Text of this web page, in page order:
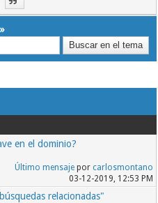
en el dominio?
Último mensajepor carlosmontano
03-12-2019, 12:53 PM
relacionadas"